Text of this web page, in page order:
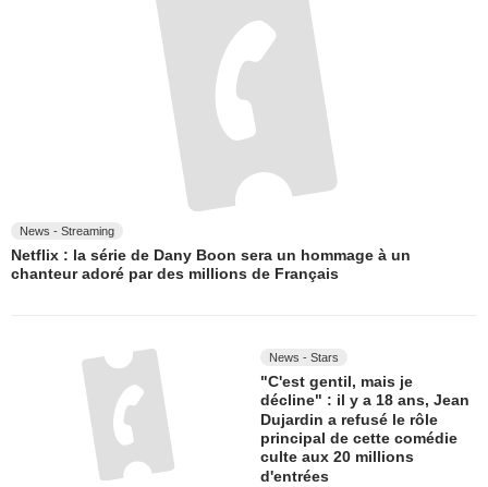
News - Streaming
Netflix : la série de Dany Boon sera un hommage à un
chanteur adoré par des millions de Français
News - Stars
"C'est gentil, mais je
décline" : il y a 18 ans, Jean
Dujardin a refusé le rôle
principal de cette comédie
culte aux 20 millions
d'entrées